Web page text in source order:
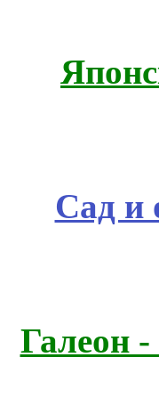
Сад
Галеон